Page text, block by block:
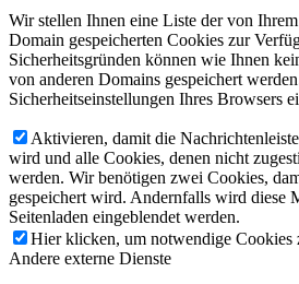
Wir stellen Ihnen eine Liste der von
Domain gespeicherten Cookies zur
Sicherheitsgründen können wie Ihnen
von anderen Domains gespeichert
Sicherheitseinstellungen Ihres Browsers
Aktivieren, damit die
wird und alle Cookies, denen nicht
werden. Wir benötigen zwei Cookies,
gespeichert wird. Andernfalls wird diese
Seitenladen eingeblendet werden.
Hier klicken, um notwendige Cookies
Andere externe Dienste